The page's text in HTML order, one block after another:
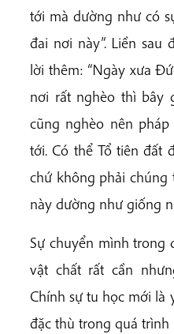
tới mà dường như có
đai nơi này”. Liền sau
lời thêm: “Ngày xưa
nơi rất nghèo thì bây
cũng nghèo nên
tới. Có thể Tổ tiên đất
chứ không phải chúng
này dường như giống
Sự chuyển mình trong
vật chất rất cần
Chính sự tu học mới là
đặc thù trong quá